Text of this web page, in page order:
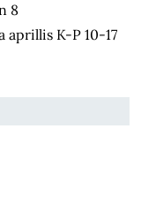
8
aprillis K-P 10-17